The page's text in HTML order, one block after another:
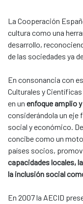
La Cooperación
cultura como una
desarrollo,
de las sociedades ya
En consonancia con
Culturales y
en un enfoque amplio
considerándola un eje
social y económico.
concibe como un
países socios,
capacidades locales,
la inclusión social
En 2007 la AECID